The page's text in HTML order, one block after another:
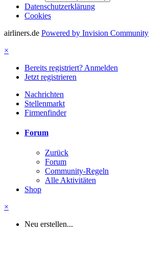
Datenschutzerklärung
Cookies
airliners.de Powered by Invision Community
×
Bereits registriert? Anmelden
Jetzt registrieren
Nachrichten
Stellenmarkt
Firmenfinder
Forum
Zurück
Forum
Community-Regeln
Alle Aktivitäten
Shop
×
Neu erstellen...